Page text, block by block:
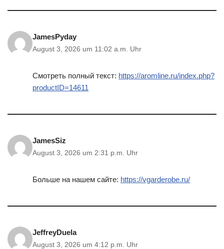
JamesPyday
August 3, 2026 um 11:02 a.m. Uhr
Смотреть полный текст: https://aromline.ru/index.php?
productID=14611
JamesSiz
August 3, 2026 um 2:31 p.m. Uhr
Больше на нашем сайте: https://vgarderobe.ru/
JeffreyDuela
August 3, 2026 um 4:12 p.m. Uhr